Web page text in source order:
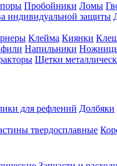
Пробойники Ломы
индивидуальной защиты
Клейма Киянки
Напильники
Щетки
для рефлений Долбяки
твердосплавные